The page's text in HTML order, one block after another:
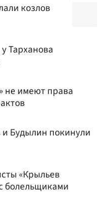
козлов
Тарханова
не имеют права
Будылин покинули
«Крыльев
болельщиками